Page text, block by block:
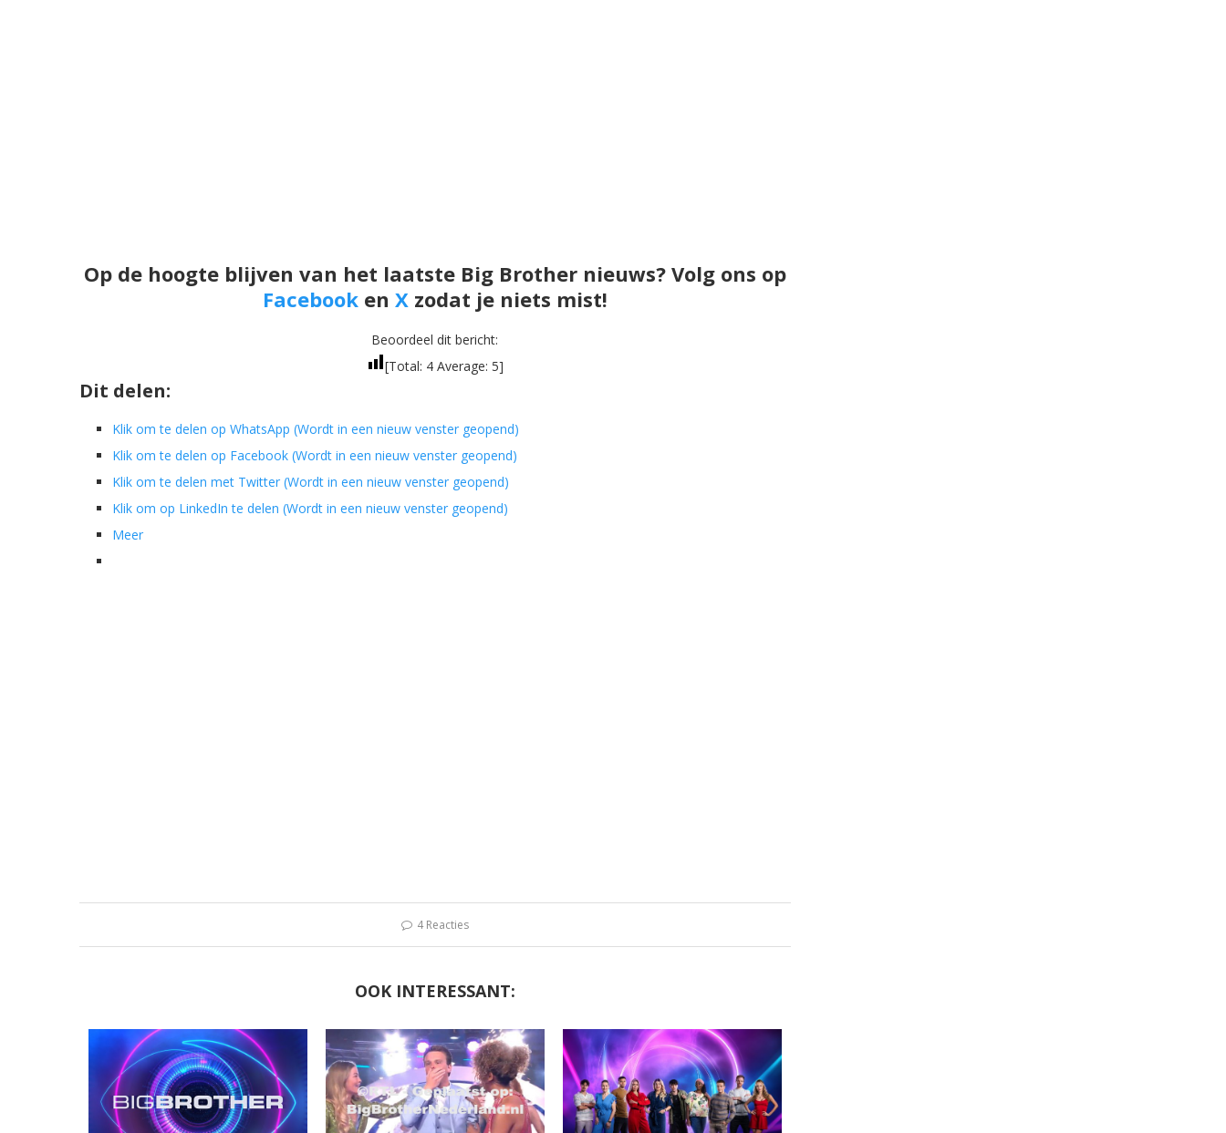
Op de hoogte blijven van het laatste Big Brother nieuws? Volg ons op
Facebooken X zodat je niets mist!
Beoordeel dit bericht:
[Total: 4Average: 5]
Dit delen:
Klik om te delen op WhatsApp (Wordt in een nieuw venster geopend)
Klik om te delen op Facebook (Wordt in een nieuw venster geopend)
Klik om te delen met Twitter (Wordt in een nieuw venster geopend)
Klik om op LinkedIn te delen (Wordt in een nieuw venster geopend)
Meer
4 Reacties
OOK INTERESSANT: